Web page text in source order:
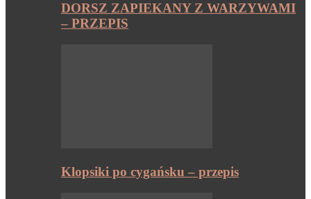
DORSZ ZAPIEKANY Z WARZYWAMI
– PRZEPIS
Klopsiki po cygańsku – przepis